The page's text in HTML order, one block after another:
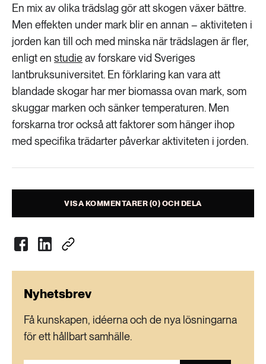
Landsbygd
Livsstil & konsumtion
Mat & jordbruk
Skog
Social hållbarhet
Vatten
1492 ARTIKLAR
Klimat
252 ARTIKLAR
Landsbygd
939 ARTIKLAR
Livsstil & konsumtion
Mat & jordbruk
Skog
360 ARTIKLAR
189 ARTIKLAR
Transport
En mix av olika trädslag gör att skogen växer bättre.
Men effekten under mark blir en annan – aktiviteten i
jorden kan till och med minska när trädslagen är fler,
enligt en studieav forskare vid Sveriges
lantbruksuniversitet. En förklaring kan vara att
blandade skogar har mer biomassa ovan mark, som
skuggar marken och sänker temperaturen. Men
forskarna tror också att faktorer som hänger ihop
med specifika trädarter påverkar aktiviteten i jorden.
VISA KOMMENTARER (0) OCH DELA
Nyhetsbrev
Få kunskapen, idéerna och de nya lösningarna
för ett hållbart samhälle.